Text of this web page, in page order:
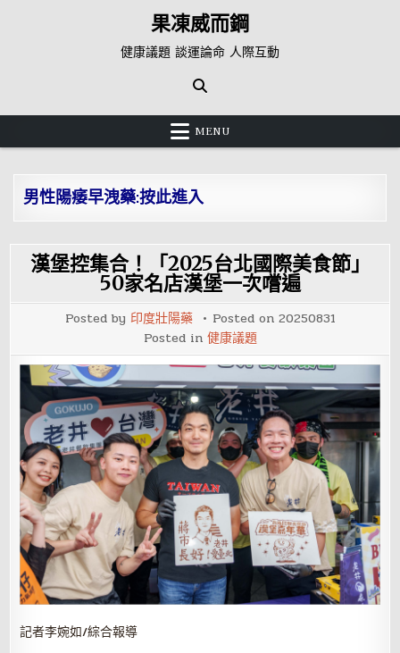
果凍威而鋼
健康議題 談運論命 人際互動
MENU
男性陽痿早洩藥:按此進入
漢堡控集合！「2025台北國際美食節」
50家名店漢堡一次嚐遍
Posted by 印度壯陽藥 Posted on 20250831
Posted in 健康議題
記者李婉如/綜合報導